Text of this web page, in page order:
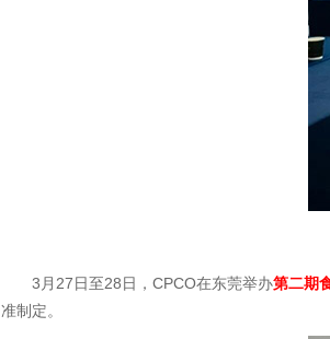
3月27日至28日，CPCO在东莞举办第二期
准制定。